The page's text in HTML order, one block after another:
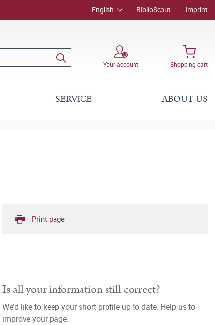
English BiblioScout Imprint
Your account Shopping cart
SERVICE ABOUT US
Print page
Is all your information still correct?
We’d like to keep your short profile up to date. Help us to
improve your page.